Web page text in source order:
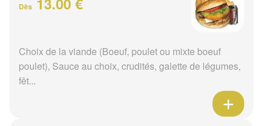
Dès
Choix de la viande (Boeuf, poulet ou mixte boeuf
poulet), Sauce au choix, crudités, galette de légumes,
fêt...